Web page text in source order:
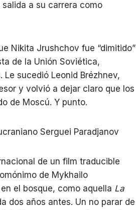
a su carrera como
Nikita Jrushchov fue “dimitido”
de la Unión Soviética,
sucedió Leonid Brézhnev,
y volvió a dejar claro que los
de Moscú. Y punto.
de un film traducible
de Mykhailo
el bosque, como aquella La
dos años antes. Un no parar de